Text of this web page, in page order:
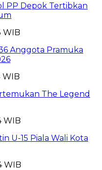
PP Depok Tertibkan
WIB
Anggota Pramuka
WIB
The Legend
WIB
U-15 Piala Wali Kota
WIB